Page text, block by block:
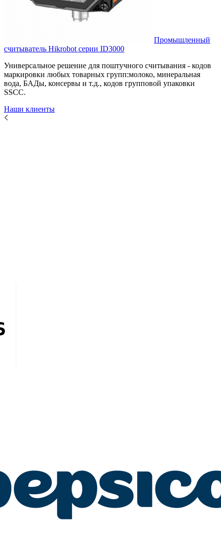
Промышленный
считыватель Hikrobot серии ID3000
Универсальное решение для поштучного считывания - кодов
маркировки любых товарных групп:молоко, минеральная
вода, БАДы, консервы и т.д., кодов групповой упаковки
SSCC.
Наши клиенты